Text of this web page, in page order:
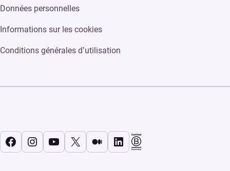
Données personnelles
Informations sur les cookies
Conditions générales d’utilisation
Facebook
Instagram
YouTube
X Medium
LinkedIn